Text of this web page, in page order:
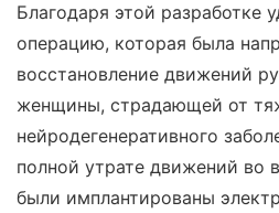
Благодаря этой разработке
операцию, которая была
восстановление движений
женщины, страдающей от
нейродегенеративного
полной утрате движений во
были имплантированы